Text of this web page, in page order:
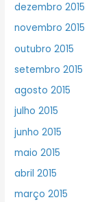
dezembro 2015
novembro 2015
outubro 2015
setembro 2015
agosto 2015
julho 2015
junho 2015
maio 2015
abril 2015
março 2015